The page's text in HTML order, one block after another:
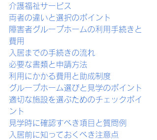
介護福祉サービス
両者の違いと選択のポイント
障害者グループホームの利用手続きと
費用
入居までの手続きの流れ
必要な書類と申請方法
利用にかかる費用と助成制度
グループホーム選びと見学のポイント
適切な施設を選ぶためのチェックポイ
ント
見学時に確認すべき項目と質問例
入居前に知っておくべき注意点